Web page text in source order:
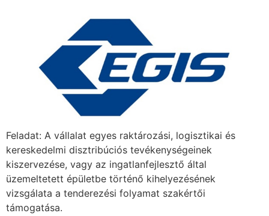
Feladat: A vállalat egyes raktározási, logisztikai és
kereskedelmi disztribúciós tevékenységeinek
kiszervezése, vagy az ingatlanfejlesztő által
üzemeltetett épületbe történő kihelyezésének
vizsgálata a tenderezési folyamat szakértői
támogatása.